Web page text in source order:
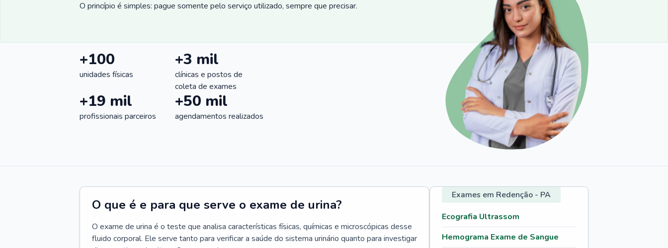
O princípio é simples: pague somente pelo serviço utilizado, sempre que precisar.
+100
unidades físicas
+3 mil
clínicas e postos de
coleta de exames
+19 mil
profissionais parceiros
+50 mil
agendamentos realizados
O que é e para que serve o exame de urina?
O exame de urina é o teste que analisa características físicas, químicas e microscópicas desse
fluido corporal. Ele serve tanto para verificar a saúde do sistema urinário quanto para investigar
Exames em Redenção - PA
Ecografia Ultrassom
Hemograma Exame de Sangue